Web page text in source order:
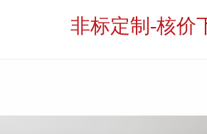
非标定制-核价